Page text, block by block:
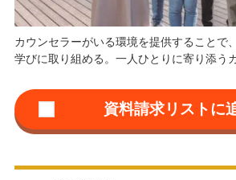
カウンセラーがいる環境を提供することで
学びに取り組める。一人ひとりに寄り添う